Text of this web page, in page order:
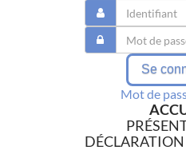
Se
Mot de